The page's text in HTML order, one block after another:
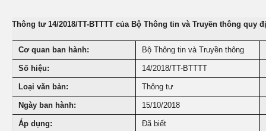
Thông tư 14/2018/TT-BTTTT của Bộ Thông tin và Truyền thông
Cơ quan ban hành: Bộ Thông tin và Truyền thông
Số hiệu: 14/2018/TT-BTTTT
Loại văn bản: Thông tư
Ngày ban hành: 15/10/2018
Áp dụng: Đã biết